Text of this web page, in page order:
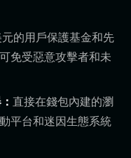
的用戶保護基金和先
免受惡意攻擊者和未
直接在錢包內建的瀏
平台和迷因生態系統